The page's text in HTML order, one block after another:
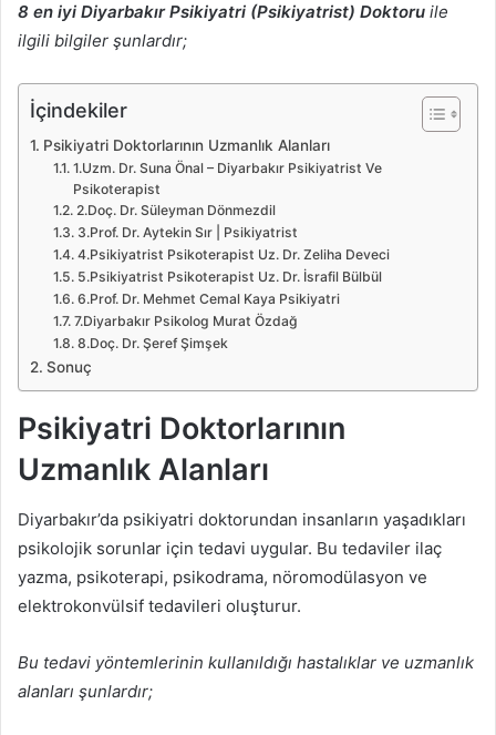
8 en iyi Diyarbakır Psikiyatri (Psikiyatrist) Doktoru ile
ilgili bilgiler şunlardır;
İçindekiler
Psikiyatri Doktorlarının Uzmanlık Alanları
1.Uzm. Dr. Suna Önal – Diyarbakır Psikiyatrist Ve
Psikoterapist
2.Doç. Dr. Süleyman Dönmezdil
3.Prof. Dr. Aytekin Sır | Psikiyatrist
4.Psikiyatrist Psikoterapist Uz. Dr. Zeliha Deveci
5.Psikiyatrist Psikoterapist Uz. Dr. İsrafil Bülbül
6.Prof. Dr. Mehmet Cemal Kaya Psikiyatri
7.Diyarbakır Psikolog Murat Özdağ
8.Doç. Dr. Şeref Şimşek
Sonuç
Psikiyatri Doktorlarının
Uzmanlık Alanları
Diyarbakır’da psikiyatri doktorundan insanların yaşadıkları
psikolojik sorunlar için tedavi uygular. Bu tedaviler ilaç
yazma, psikoterapi, psikodrama, nöromodülasyon ve
elektrokonvülsif tedavileri oluşturur.
Bu tedavi yöntemlerinin kullanıldığı hastalıklar ve uzmanlık
alanları şunlardır;